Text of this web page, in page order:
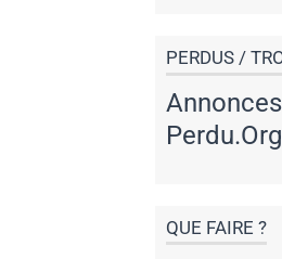
PERDUS /
Perdu.Org
QUE FAIRE ?